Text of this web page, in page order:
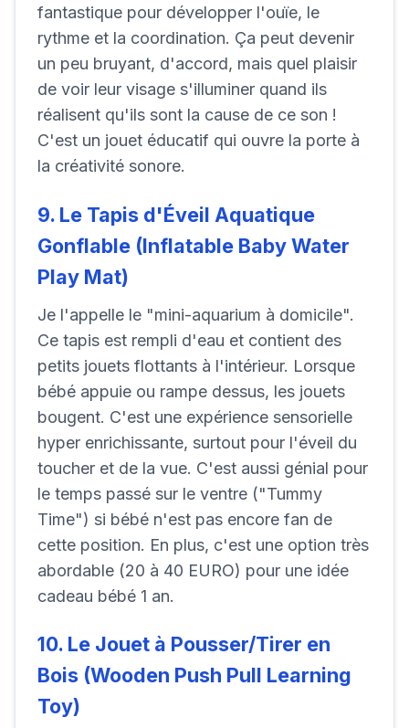
fantastique pour développer l'ouïe, le
rythme et la coordination. Ça peut devenir
un peu bruyant, d'accord, mais quel plaisir
de voir leur visage s'illuminer quand ils
réalisent qu'ils sont la cause de ce son !
C'est un jouet éducatif qui ouvre la porte à
la créativité sonore.
9. Le Tapis d'Éveil Aquatique
Gonflable (Inflatable Baby Water
Play Mat)
Je l'appelle le "mini-aquarium à domicile".
Ce tapis est rempli d'eau et contient des
petits jouets flottants à l'intérieur. Lorsque
bébé appuie ou rampe dessus, les jouets
bougent. C'est une expérience sensorielle
hyper enrichissante, surtout pour l'éveil du
toucher et de la vue. C'est aussi génial pour
le temps passé sur le ventre ("Tummy
Time") si bébé n'est pas encore fan de
cette position. En plus, c'est une option très
abordable (20 à 40 EURO) pour une idée
cadeau bébé 1 an.
10. Le Jouet à Pousser/Tirer en
Bois (Wooden Push Pull Learning
Toy)